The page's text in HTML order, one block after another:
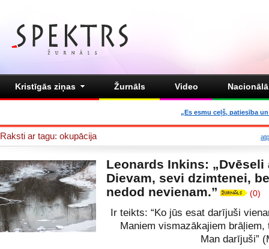
Kristīgās ziņas Žurnāls Video
„Es esmu ceļš, patiesība
Raksti ar tagu: okupācija
Leonards Inkins: „Dvēseli
Dievam, sevi dzimtenei,
nedod nevienam.”
(0)
Ir teikts: “Ko jūs esat darījuši
Maniem vismazākajiem brāļiem,
Man darījuši”